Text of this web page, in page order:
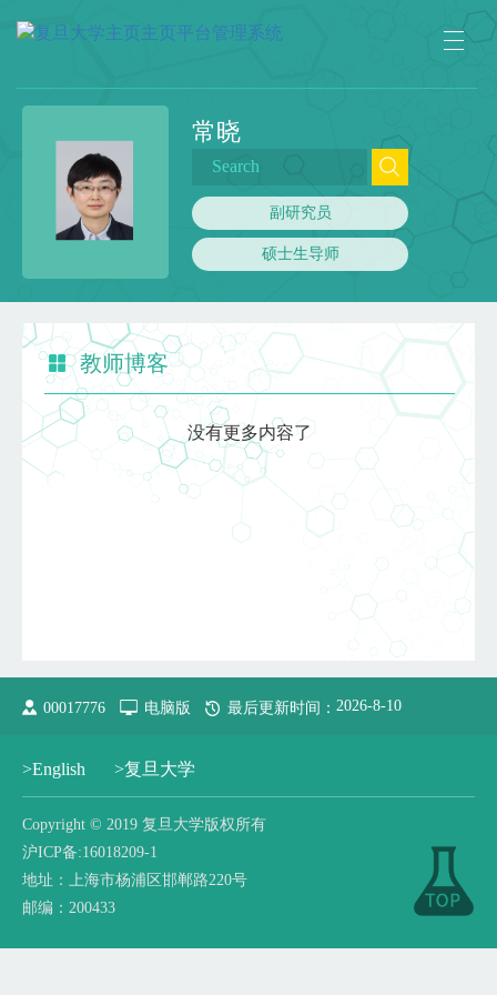
常晓
副研究员
硕士生导师
教师博客
没有更多内容了
00017776 电脑版 最后更新时间： 2026-8-10
>English >复旦大学
​Copyright © 2019 复旦大学版权所有
沪ICP备:16018209-1
地址：上海市杨浦区邯郸路220号
邮编：200433